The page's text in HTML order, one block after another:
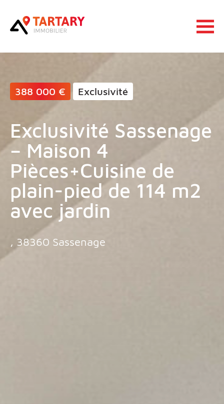
Ouvrir
388 000 € Exclusivité
Exclusivité Sassenage
– Maison 4
Pièces+Cuisine de
plain-pied de 114 m2
avec jardin
, 38360 Sassenage